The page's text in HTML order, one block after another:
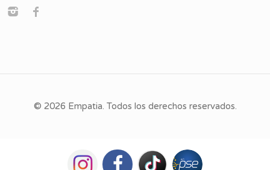
© 2026 Empatia. Todos los derechos reservados.